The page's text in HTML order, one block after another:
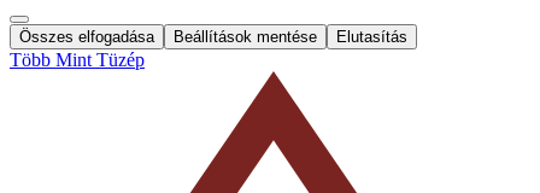
Összes elfogadása Beállítások mentése Elutasítás
Több Mint Tüzép